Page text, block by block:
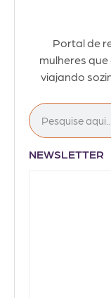
Portal de
mulheres
viajando
NEWSLETTER